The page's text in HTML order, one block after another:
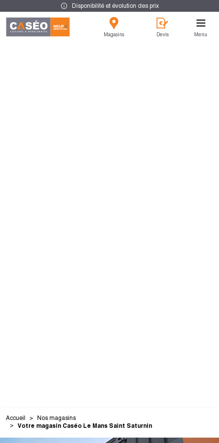
Disponibilité et évolution des prix
Magasins Devis Menu
Accueil Nos magasins
Votre magasin Caséo Le Mans Saint Saturnin